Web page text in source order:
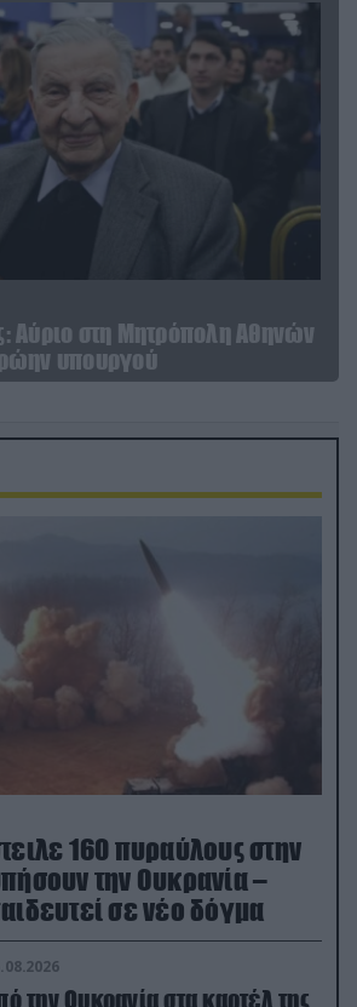
Aύριο στη Μητρόπολη Αθηνών
υπουργού
160 πυραύλους στην
την Ουκρανία –
σε νέο δόγμα
την Ουκρανία στα καρτέλ της